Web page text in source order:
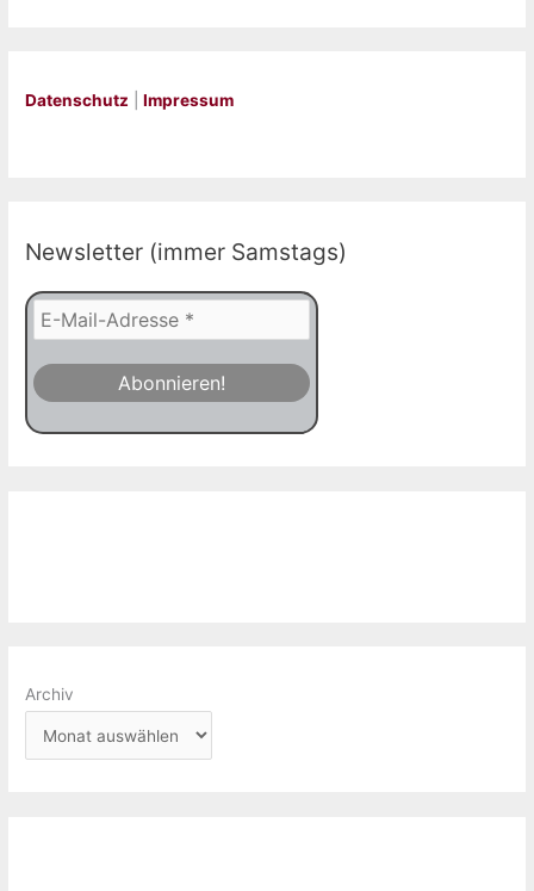
Datenschutz |Impressum
Newsletter (immer Samstags)
Archiv